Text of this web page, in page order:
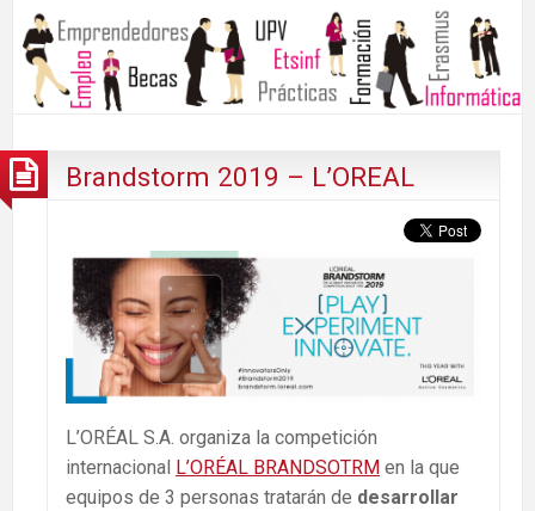
Brandstorm 2019 – L’OREAL
L’ORÉAL S.A. organiza la competición
internacional L’ORÉAL BRANDSOTRM en la que
equipos de 3 personas tratarán de desarrollar